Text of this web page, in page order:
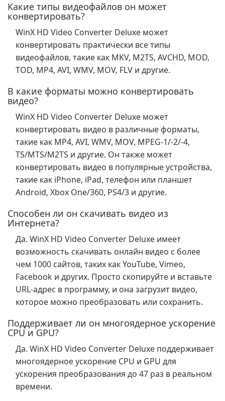
Какие типы видеофайлов он может
конвертировать?
WinX HD Video Converter Deluxe может
конвертировать практически все типы
видеофайлов, такие как MKV, M2TS, AVCHD, MOD,
TOD, MP4, AVI, WMV, MOV, FLV и другие.
В какие форматы можно конвертировать
видео?
WinX HD Video Converter Deluxe может
конвертировать видео в различные форматы,
такие как MP4, AVI, WMV, MOV, MPEG-1/-2/-4,
TS/MTS/M2TS и другие. Он также может
конвертировать видео в популярные устройства,
такие как iPhone, iPad, телефон или планшет
Android, Xbox One/360, PS4/3 и другие.
Способен ли он скачивать видео из
Интернета?
Да. WinX HD Video Converter Deluxe имеет
возможность скачивать онлайн видео с более
чем 1000 сайтов, таких как YouTube, Vimeo,
Facebook и других. Просто скопируйте и вставьте
URL-адрес в программу, и она загрузит видео,
которое можно преобразовать или сохранить.
Поддерживает ли он многоядерное ускорение
CPU и GPU?
Да. WinX HD Video Converter Deluxe поддерживает
многоядерное ускорение CPU и GPU для
ускорения преобразования до 47 раз в реальном
времени.